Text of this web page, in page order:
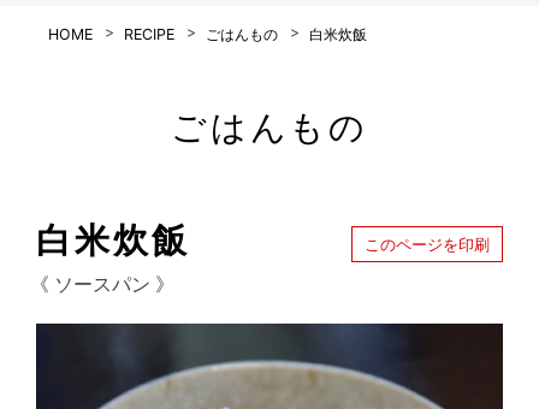
HOME RECIPE ごはんもの 白米炊飯
ごはんもの
このページを印刷
白米炊飯
《 ソースパン 》